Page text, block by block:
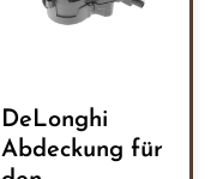
DeLonghi
Abdeckung für